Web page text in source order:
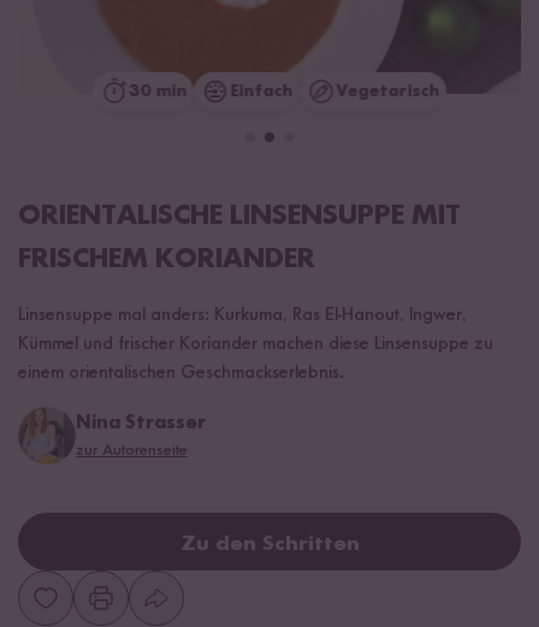
30 min Einfach Vegetarisch
ORIENTALISCHE LINSENSUPPE MIT
FRISCHEM KORIANDER
Linsensuppe mal anders: Kurkuma, Ras El-Hanout, Ingwer,
Kümmel und frischer Koriander machen diese Linsensuppe zu
einem orientalischen Geschmackserlebnis.
Nina Strasser
zur Autorenseite
Zu den Schritten